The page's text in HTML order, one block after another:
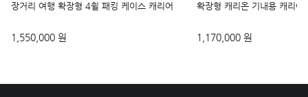
장거리 여행 확장형 4휠 패킹 케이스 캐리어
1,550,000 원
확장형 캐리온 기내용 캐리어
1,170,000 원